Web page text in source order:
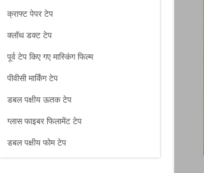
क्राफ्ट पेपर टेप
क्लॉथ डक्ट टेप
पूर्व टेप किए गए मास्किंग फिल्म
पीवीसी मार्किंग टेप
डबल पक्षीय ऊतक टेप
ग्लास फाइबर फिलामेंट टेप
डबल पक्षीय फोम टेप